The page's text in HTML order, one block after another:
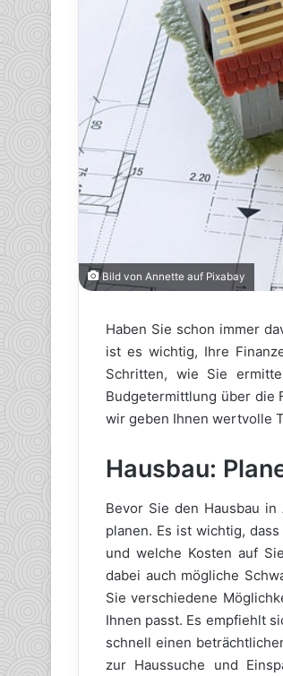
Bild von Annette auf Pixabay
Haben Sie schon immer
ist es wichtig, Ihre
Schritten, wie Sie
Budgetermittlung über die
wir geben Ihnen wertvolle
Hausbau:
Bevor Sie den Hausbau
planen. Es ist wichtig,
und welche Kosten auf
dabei auch mögliche
Sie verschiedene
Ihnen passt. Es empfiehlt
schnell einen
zur Haussuche und